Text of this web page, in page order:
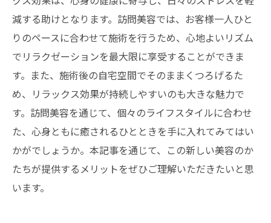
減する助けとなります。訪問美容では、お客様一人ひと
りのペースに合わせて施術を行うため、心地よいリズム
でリラクゼーションを最大限に享受することができま
す。また、施術後の自宅空間でそのままくつろげるた
め、リラックス効果が持続しやすいのも大きな魅力で
す。訪問美容を通じて、個々のライフスタイルに合わせ
た、心身ともに癒されるひとときを手に入れてみてはい
かがでしょうか。本記事を通じて、この新しい美容のか
たちが提供するメリットをぜひご理解いただきたいと思
います。